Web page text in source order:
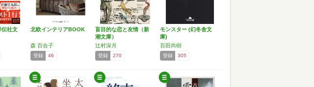
伝社文
北欧インテリアBOOK
森 百合子
登録 46
盲目的な恋と友情（新
潮文庫）
辻村深月
登録 270
モンスター (幻冬舎文
庫)
百田尚樹
登録 305